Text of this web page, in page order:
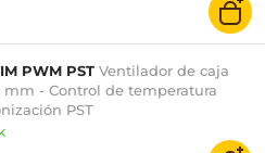
PWM PST Ventilador de caja
mm - Control de temperatura
PST